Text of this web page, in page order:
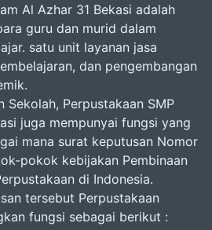
Al Azhar 31 Bekasi adalah
guru dan murid dalam
satu unit layanan jasa
dan pengembangan
Sekolah, Perpustakaan SMP
juga mempunyai fungsi yang
mana surat keputusan Nomor
pokok kebijakan Pembinaan
di Indonesia.
tersebut Perpustakaan
fungsi sebagai berikut :